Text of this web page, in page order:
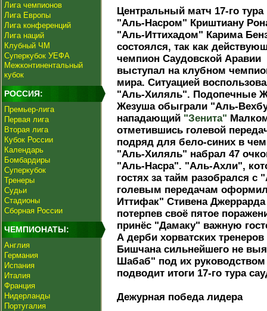
Лига чемпионов
Лига Европы
Лига конференций
Лига наций
Клубный ЧМ
Суперкубок УЕФА
Межконтинентальный
кубок
РОССИЯ:
Премьер-лига
Первая лига
Вторая лига
Кубок России
Календарь
Бомбардиры
Суперкубок
Тренеры
Судьи
Стадионы
Сборная России
ЧЕМПИОНАТЫ:
Англия
Германия
Испания
Италия
Франция
Нидерланды
Португалия
Центральный матч 17-го
"Аль-Насром" Криштиану
"Аль-Иттихадом" Карима
состоялся, так как
чемпион Саудовской Аравии
выступал на клубном
мира. Ситуацией
"Аль-Хиляль". Подопечные
Жезуша обыграли "Аль-
нападающий "Зенита"
отметившись голевой
подряд для бело-синих в
"Аль-Хиляль" набрал 47
"Аль-Насра". "Аль-Ахли",
гостях за тайм разобрался
голевым передачам
Иттифак" Стивена
потерпев своё пятое
принёс "Дамаку" важную
А дерби хорватских
Бишчана сильнейшего не
Шабаб" под их
подводит итоги 17-го тура
Дежурная победа лидера